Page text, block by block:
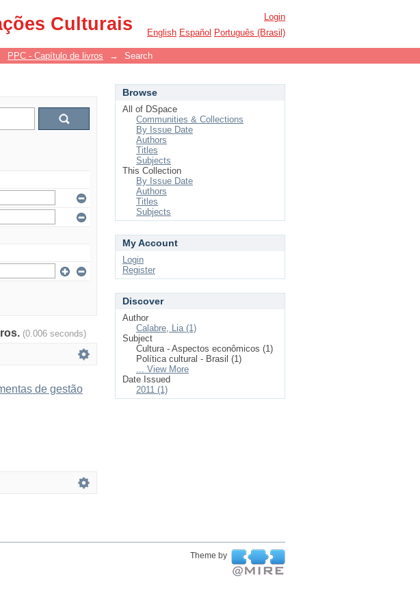
Culturais
Login
English Español Português (Brasil)
PPC - Capítulo de livros → Search
(0.006 seconds)
de gestão
Browse
All of DSpace
Communities & Collections
By Issue Date
Authors
Titles
Subjects
This Collection
By Issue Date
Authors
Titles
Subjects
My Account
Login
Register
Discover
Author
Calabre, Lia (1)
Subject
Cultura - Aspectos econômicos (1)
Política cultural - Brasil (1)
... View More
Date Issued
2011 (1)
Theme by